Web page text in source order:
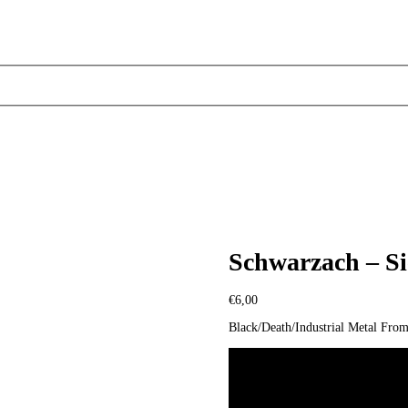
Schwarzach –
€6,00
Black/Death/Industrial Metal